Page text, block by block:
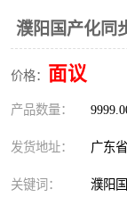
濮阳国产化同
价格： 面议
产品数量：
发货地址： 广东
关键词： 濮阳